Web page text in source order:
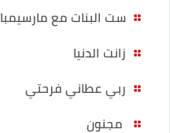
ست البنات مع مارسيمبا
زانت الدنيا
ربي عطاني فرحتي
مجنون